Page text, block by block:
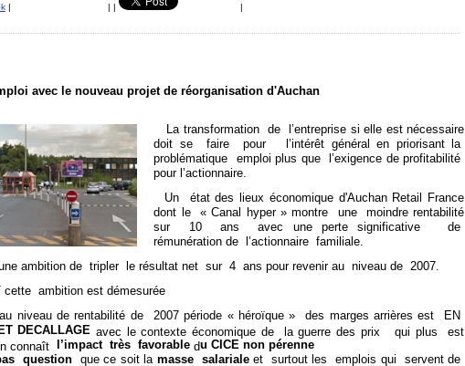
| | | |
avec le nouveau projet de réorganisation d'Auchan
La transformation de l’entreprise si elle est nécessaire
doit se faire pour l’intérêt général en priorisant la
problématique emploi plus que l’exigence de profitabilité
pour l’actionnaire.
Un état des lieux économique d'Auchan Retail France
dont le « Canal hyper » montre une moindre rentabilité
sur 10 ans avec une perte significative de
rémunération de l’actionnaire familiale.
ambition de tripler le résultat net sur 4 ans pour revenir au niveau de 2007.
ambition est démesurée
au niveau de rentabilité de 2007 période « héroïque » des marges arrières est EN
DECALLAGE avec le contexte économique de la guerre des prix qui plus est
connaît
l’impact très favorabledu CICE non pérenne
question que ce soit la masse salarialeet surtout les emplois qui servent de